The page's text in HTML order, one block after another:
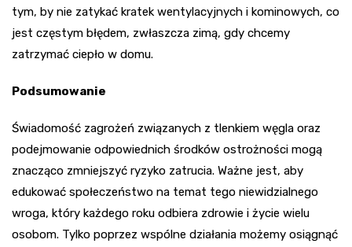
tym, by nie zatykać kratek wentylacyjnych i kominowych, co
jest częstym błędem, zwłaszcza zimą, gdy chcemy
zatrzymać ciepło w domu.
Podsumowanie
Świadomość zagrożeń związanych z tlenkiem węgla oraz
podejmowanie odpowiednich środków ostrożności mogą
znacząco zmniejszyć ryzyko zatrucia. Ważne jest, aby
edukować społeczeństwo na temat tego niewidzialnego
wroga, który każdego roku odbiera zdrowie i życie wielu
osobom. Tylko poprzez wspólne działania możemy osiągnąć